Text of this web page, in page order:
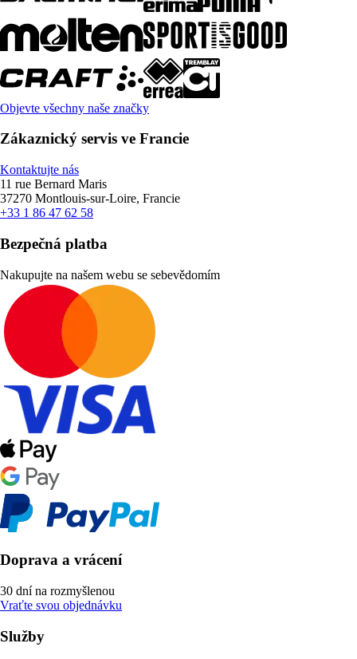
Objevte všechny naše značky
Zákaznický servis ve Francie
Kontaktujte nás
11 rue Bernard Maris
37270 Montlouis-sur-Loire, Francie
+33 1 86 47 62 58
Bezpečná platba
Nakupujte na našem webu se sebevědomím
Doprava a vrácení
30 dní na rozmyšlenou
Vraťte svou objednávku
Služby